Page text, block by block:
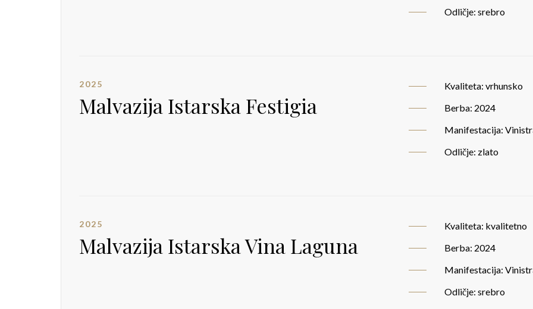
Odličje: srebro
2025
Malvazija Istarska Festigia
Kvaliteta: vrhunsko
Berba: 2024
Manifestacija:
Odličje: zlato
2025
Malvazija Istarska Vina Laguna
Kvaliteta: kvalitetno
Berba: 2024
Manifestacija:
Odličje: srebro